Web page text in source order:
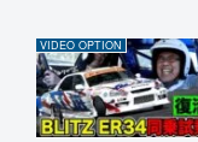
VIDEO OPTION